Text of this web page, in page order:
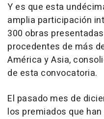
Y es que esta
amplia participación
300 obras
procedentes de más
América y Asia,
de esta convocatoria.
El pasado mes de
los premiados que